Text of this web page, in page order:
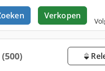
Verkopen
(500)